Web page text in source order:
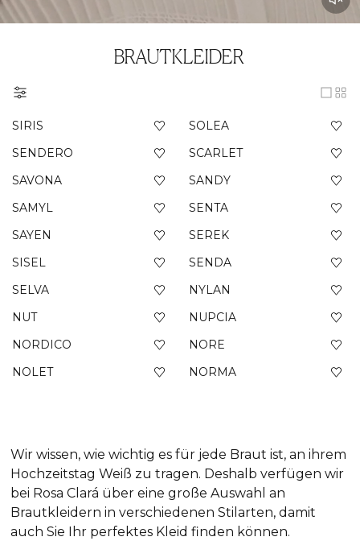
BRAUTKLEIDER
SIRIS
SOLEA
SENDERO
SCARLET
SAVONA
SANDY
SAMYL
SENTA
SAYEN
SEREK
SISEL
SENDA
SELVA
NYLAN
NUT
NUPCIA
NORDICO
NORE
NOLET
NORMA
Wir wissen, wie wichtig es für jede Braut ist, an ihrem
Hochzeitstag Weiß zu tragen. Deshalb verfügen wir
bei Rosa Clará über eine große Auswahl an
Brautkleidern in verschiedenen Stilarten, damit
auch Sie Ihr perfektes Kleid finden können.